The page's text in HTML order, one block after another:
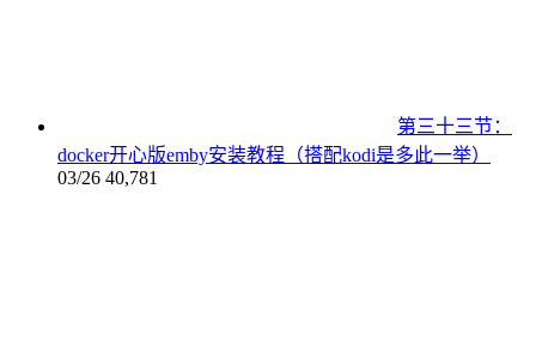
第三十三节：
docker开心版emby安装教程（搭配kodi是多此一举）
03/26 40,781